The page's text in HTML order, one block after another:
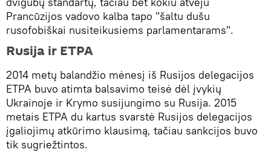
Prancūzijos vadovo kalba tapo "šaltu dušu
rusofobiškai nusiteikusiems parlamentarams".
Rusija ir ETPA
2014 metų balandžio mėnesį iš Rusijos delegacijos
ETPA buvo atimta balsavimo teisė dėl įvykių
Ukrainoje ir Krymo susijungimo su Rusija. 2015
metais ETPA du kartus svarstė Rusijos delegacijos
įgaliojimų atkūrimo klausimą, tačiau sankcijos buvo
tik sugriežtintos.